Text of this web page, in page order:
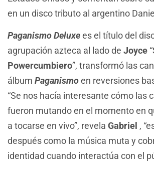
en un disco tributo al argentino
Paganismo Deluxees el título del
agrupación azteca al lado de Joyce “
Powercumbiero”, transformó las
álbum Paganismoen reversiones
“Se nos hacía interesante cómo las
fueron mutando en el momento en
a tocarse en vivo”, revela Gabriel ,
después como la música muta y
identidad cuando interactúa con el